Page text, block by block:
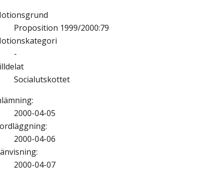
Proposition 1999/2000:79
-
Socialutskottet
:
2000-04-05
:
2000-04-06
:
2000-04-07